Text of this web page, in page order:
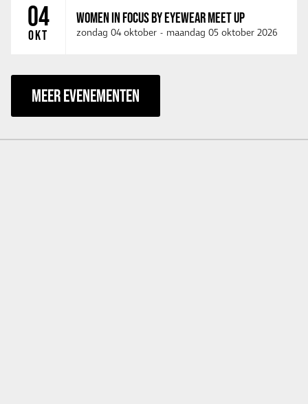
04
OKT
WOMEN IN FOCUS BY EYEWEAR MEET UP
zondag 04 oktober - maandag 05 oktober 2026
MEER EVENEMENTEN